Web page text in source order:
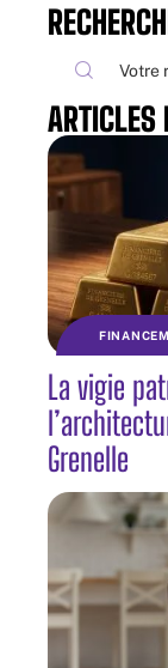
ARTICLES
La vigie
Grenelle